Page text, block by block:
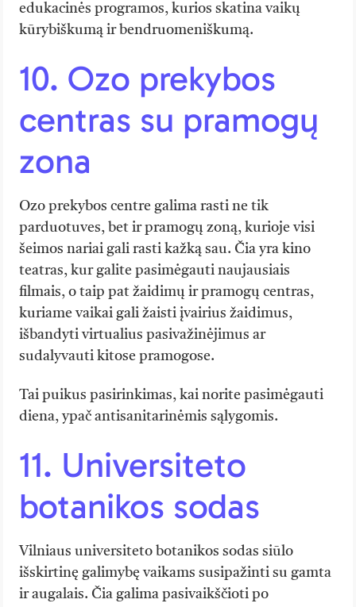
edukacinės programos, kurios skatina vaikų
kūrybiškumą ir bendruomeniškumą.
10. Ozo prekybos
centras su pramogų
zona
Ozo prekybos centre galima rasti ne tik
parduotuves, bet ir pramogų zoną, kurioje visi
šeimos nariai gali rasti kažką sau. Čia yra kino
teatras, kur galite pasimėgauti naujausiais
filmais, o taip pat žaidimų ir pramogų centras,
kuriame vaikai gali žaisti įvairius žaidimus,
išbandyti virtualius pasivažinėjimus ar
sudalyvauti kitose pramogose.
Tai puikus pasirinkimas, kai norite pasimėgauti
diena, ypač antisanitarinėmis sąlygomis.
11. Universiteto
botanikos sodas
Vilniaus universiteto botanikos sodas siūlo
išskirtinę galimybę vaikams susipažinti su gamta
ir augalais. Čia galima pasivaikščioti po